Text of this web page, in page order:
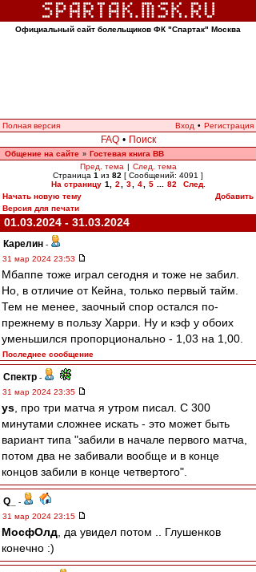
Официальный сайт болельщиков ФК "Спартак" Москва
Полная версия Вход • Регистрация
FAQ • Поиск
Общение на сайте » Гостевая книга ВВ
Пред. тема | След. тема
Страница 1 из 82 [ Сообщений: 4091 ]
На страницу 1 2 3 4 5 82
След.
Начать новую тему
Добавить
Версия для печати
01.03.2024 - 31.03.2024
Карелин -
31 мар 2024 23:53
Мбаппе тоже играл сегодня и тоже не забил.
Но, в отличие от Кейна, только первый тайм.
Тем не менее, заочный спор остался по-
прежнему в пользу Харри. Ну и кэф у обоих
уменьшился пропорционально - 1,03 на 1,00.
Последнее сообщение
Спектр -
31 мар 2024 23:35
ys , про три матча я утром писал. С 300
минутами сложнее искать - это может быть
вариант типа "забили в начале первого матча,
потом два не забивали вообще и в конце
концов забили в конце четвертого".
Q_
-
31 мар 2024 23:15
МосфОлд , да увидел потом .. Глушенков
конечно :)